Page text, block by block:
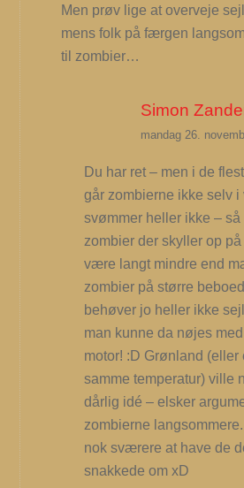
Men prøv lige at overveje
mens folk på færgen
til zombier…
Simon
mandag 26.
Du har ret – men i de
går zombierne ikke selv i
svømmer heller ikke –
zombier der skyller op
være langt mindre end
zombier på større
behøver jo heller ikke
man kunne da nøjes
motor! :D Grønland (eller
samme temperatur) ville
dårlig idé – elsker
zombierne
nok sværere at have de
snakkede om xD